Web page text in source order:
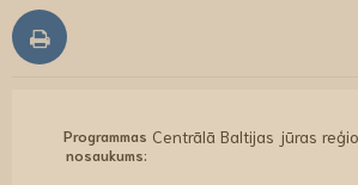
Programmas
nosaukums:
Centrālā Baltijas jūras